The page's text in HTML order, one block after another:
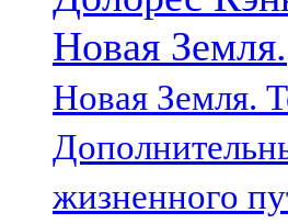
Новая Земля.
Новая Земля.
жизненного